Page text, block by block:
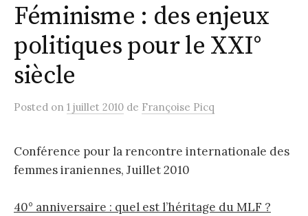
Féminisme : des enjeux
politiques pour le XXI°
siècle
Posted on 1 juillet 2010 de Françoise Picq
Conférence pour la rencontre internationale des
femmes iraniennes, Juillet 2010
40° anniversaire : quel est l’héritage du MLF ?